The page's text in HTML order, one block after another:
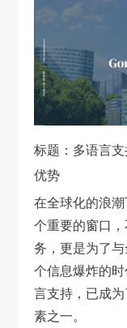
标题：多语言
优势
在全球化的浪
个重要的窗口
务，更是为了
个信息爆炸的
言支持，已成
素之一。